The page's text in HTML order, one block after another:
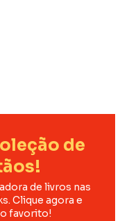
de
de livros nas
Clique agora e
favorito!